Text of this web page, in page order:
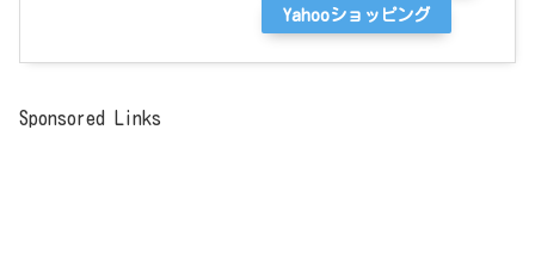
Yahooショッピング
Sponsored Links